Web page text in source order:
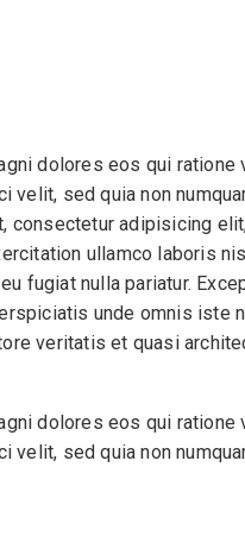
dolores eos qui ratione
velit, sed quia non
consectetur adipisicing
ullamco laboris
fugiat nulla pariatur.
unde omnis iste
veritatis et quasi
dolores eos qui ratione
velit, sed quia non